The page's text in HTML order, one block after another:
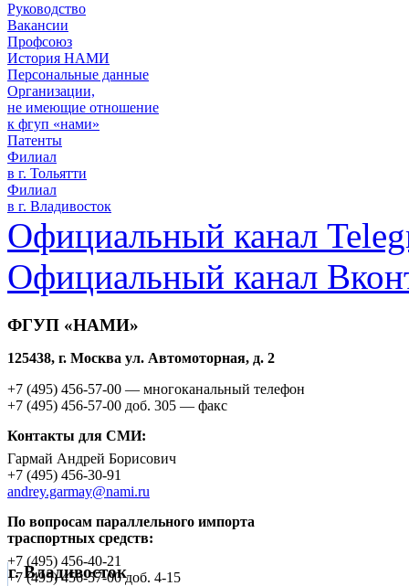
Руководство
Вакансии
Профсоюз
История НАМИ
Персональные данные
Организации,
не имеющие отношение
к фгуп «нами»
Патенты
Филиал
в г. Тольятти
Филиал
в г. Владивосток
Официальный канал
Официальный канал
ФГУП «НАМИ»
125438, г. Москва ул. Автомоторная, д. 2
+7 (495) 456-57-00 — многоканальный телефон
+7 (495) 456-57-00 доб. 305 — факс
Контакты для СМИ:
Гармай Андрей Борисович
+7 (495) 456-30-91
andrey.garmay@nami.ru
По вопросам параллельного импорта
траспортных средств:
+7 (495) 456-40-21
+7 (495)456-57-00 доб. 4-15
г. Владивосток